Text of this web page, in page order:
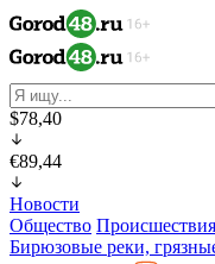
$78,40
€89,44
Новости
Общество Происшествия
Бирюзовые реки,